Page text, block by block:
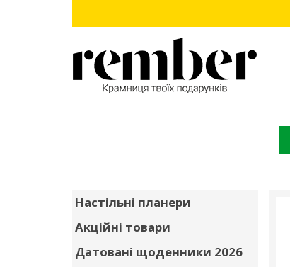
Настільні планери
Акційні товари
Датовані щоденники 2026